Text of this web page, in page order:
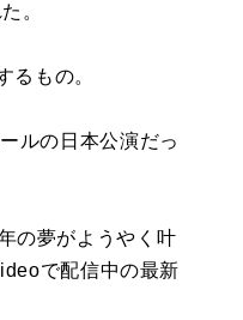
。
るもの。
ルの日本公演だっ
の夢がようやく叶
で配信中の最新